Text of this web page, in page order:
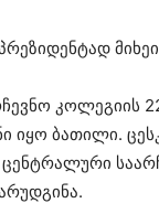
კოლეგიის
ბათილი.